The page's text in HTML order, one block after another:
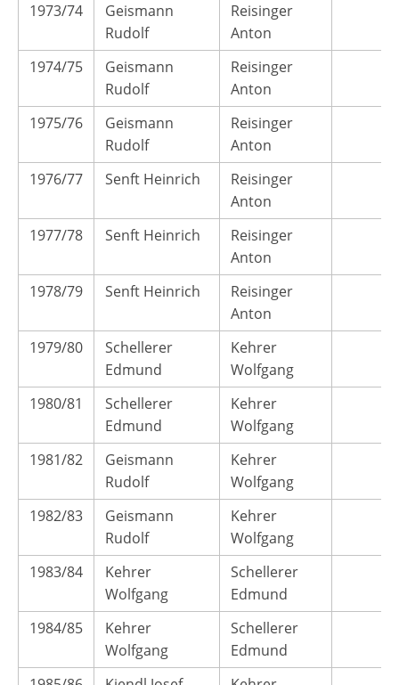
1973/74
Geismann
Rudolf
Reisinger
Anton
1974/75
Geismann
Rudolf
Reisinger
Anton
1975/76
Geismann
Rudolf
Reisinger
Anton
1976/77
Senft Heinrich
Reisinger
Anton
1977/78
Senft Heinrich
Reisinger
Anton
1978/79
Senft Heinrich
Reisinger
Anton
1979/80
Schellerer
Edmund
Kehrer
Wolfgang
1980/81
Schellerer
Edmund
Kehrer
Wolfgang
1981/82
Geismann
Rudolf
Kehrer
Wolfgang
1982/83
Geismann
Rudolf
Kehrer
Wolfgang
1983/84
Kehrer
Wolfgang
Schellerer
Edmund
1984/85
Kehrer
Wolfgang
Schellerer
Edmund